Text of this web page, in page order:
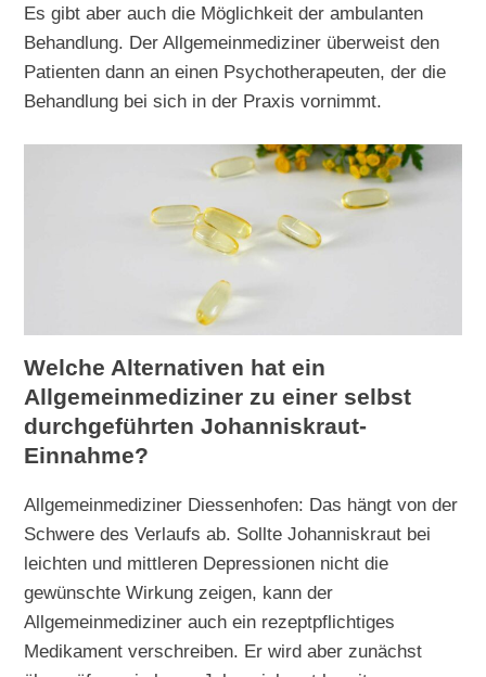
Es gibt aber auch die Möglichkeit der ambulanten
Behandlung. Der Allgemeinmediziner überweist den
Patienten dann an einen Psychotherapeuten, der die
Behandlung bei sich in der Praxis vornimmt.
Welche Alternativen hat ein
Allgemeinmediziner zu einer selbst
durchgeführten Johanniskraut-
Einnahme?
Allgemeinmediziner Diessenhofen: Das hängt von der
Schwere des Verlaufs ab. Sollte Johanniskraut bei
leichten und mittleren Depressionen nicht die
gewünschte Wirkung zeigen, kann der
Allgemeinmediziner auch ein rezeptpflichtiges
Medikament verschreiben. Er wird aber zunächst